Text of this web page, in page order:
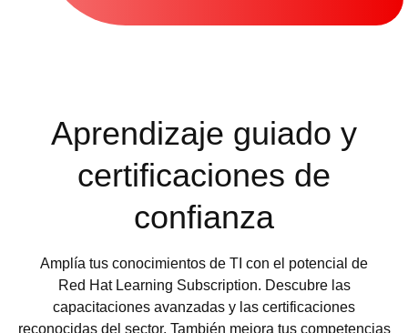
Aprendizaje guiado y
certificaciones de
confianza
Amplía tus conocimientos de TI con el potencial de
Red Hat Learning Subscription. Descubre las
capacitaciones avanzadas y las certificaciones
reconocidas del sector. También mejora tus competencias